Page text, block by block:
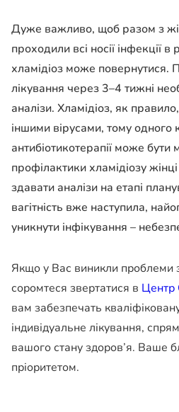
Дуже важливо, щоб разом з
проходили всі носії інфекції в
хламідіоз може повернутися.
лікування через 3–4 тижні
аналізи. Хламідіоз, як
іншими вірусами, тому одного
антибіотикотерапії може
профілактики хламідіозу
здавати аналізи на етапі
вагітність вже наступила,
уникнути інфікування –
Якщо у Вас виникли проблеми
соромтеся звертатися в Центр
вам забезпечать
індивідуальне лікування,
вашого стану здоров’я. Ваше
пріоритетом.